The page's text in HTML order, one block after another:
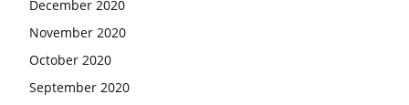
December 2020
November 2020
October 2020
September 2020